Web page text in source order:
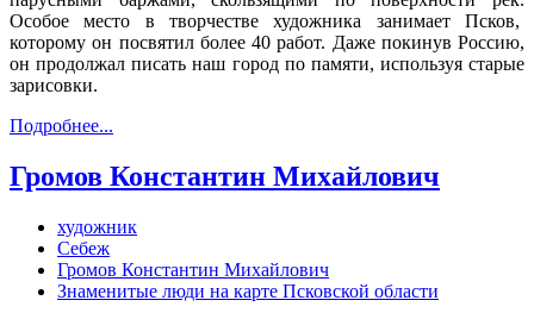
Особое место в творчестве художника занимает Псков,
которому он посвятил более 40 работ. Даже покинув Россию,
он продолжал писать наш город по памяти, используя старые
зарисовки.
Подробнее...
Громов Константин Михайлович
художник
Себеж
Громов Константин Михайлович
Знаменитые люди на карте Псковской области